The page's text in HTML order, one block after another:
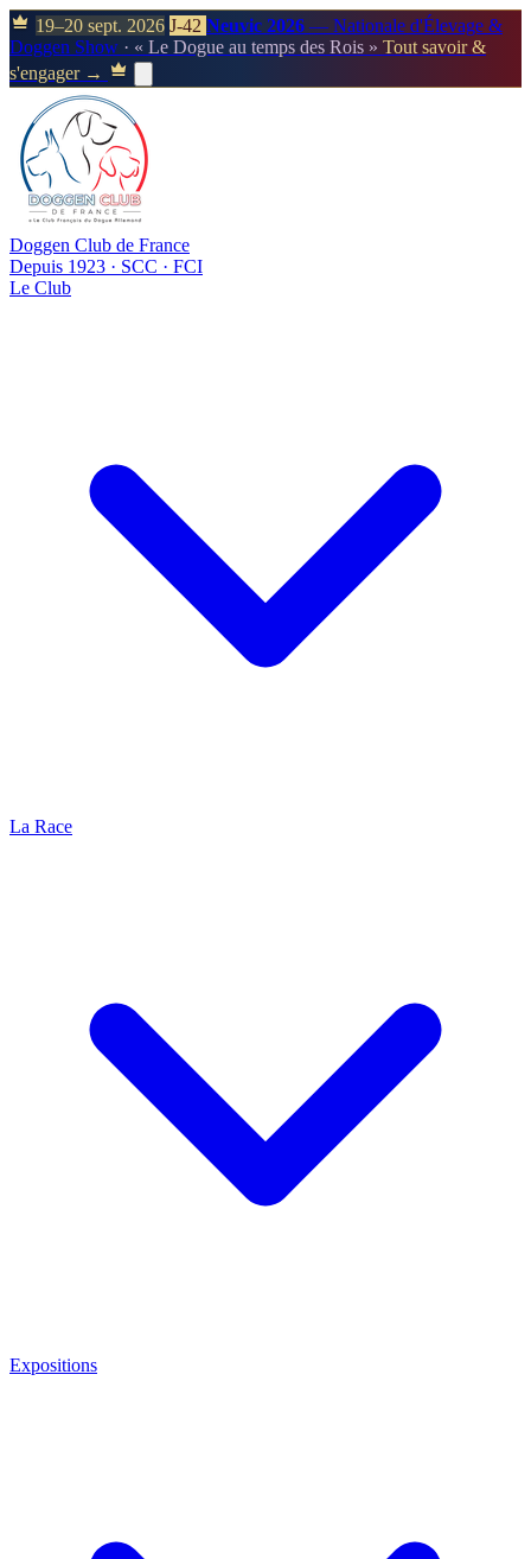
19–20 sept. 2026 J-42 Neuvic 2026 — Nationale d'Élevage &
Doggen Show · « Le Dogue au temps des Rois » Tout savoir &
s'engager →
Doggen Club de France
Depuis 1923 · SCC · FCI
Le Club
La Race
Expositions